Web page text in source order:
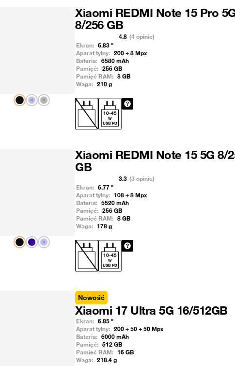
Pokaż następny
Xiaomi REDMI Note 15 Pro
8/256 GB
4.8 (4 opinie)
Ekran: 6.83 "
Aparat tylny: 200 + 8Mpx
Bateria: 6580mAh
Pamięć: 256GB
Pamięć RAM: 8GB
Waga: 210g
10-45
W
USB PD
Pokaż następny
Xiaomi REDMI Note 15 5G 8/
GB
3.3 (3 opinie)
Ekran: 6.77 "
Aparat tylny: 108 + 8Mpx
Bateria: 5520mAh
Pamięć: 256GB
Pamięć RAM: 8GB
Waga: 178g
10-45
W
USB PD
Nowość
Xiaomi 17 Ultra 5G 16/512GB
Ekran: 6.85 "
Aparat tylny: 200 + 50 + 50Mpx
Bateria: 6000mAh
Pamięć: 512GB
Pamięć RAM: 16GB
Waga: 218.4g